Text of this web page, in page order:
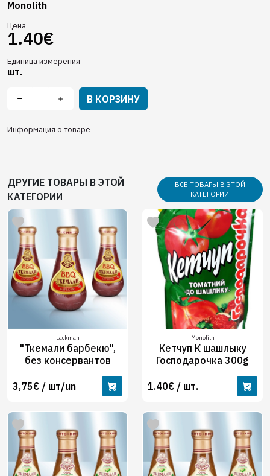
Monolith
Цена
1.40€
Единица измерения
шт.
В КОРЗИНУ
Информация о товаре
ДРУГИЕ ТОВАРЫ В ЭТОЙ
КАТЕГОРИИ
ВСЕ ТОВАРЫ В ЭТОЙ
КАТЕГОРИИ
Lackman
"Ткемали барбекю",
без консервантов
3,75€ / шт/un
Monolith
Кетчуп К шашлыку
Господарочка 300g
1.40€ / шт.